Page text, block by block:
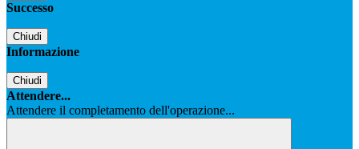
Successo
Chiudi
Informazione
Chiudi
Attendere...
Attendere il completamento dell'operazione...